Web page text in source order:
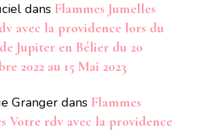
dans Flammes Jumelles
avec la providence lors du
Jupiter en Bélier du 20
2022 au 15 Mai 2023
Granger dans Flammes
Votre rdv avec la providence